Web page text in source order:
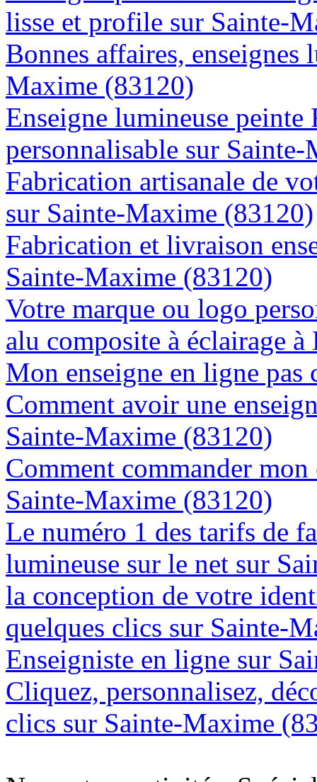
lisse et profile sur Sainte-
Bonnes affaires, enseignes
Maxime (83120)
Enseigne lumineuse
personnalisable sur
Fabrication artisanale de
sur Sainte-Maxime (83120)
Fabrication et livraison
Sainte-Maxime (83120)
Votre marque ou logo
alu composite à éclairage
Mon enseigne en ligne
Comment avoir une
Sainte-Maxime (83120)
Comment commander
Sainte-Maxime (83120)
Le numéro 1 des tarifs de
lumineuse sur le net sur
la conception de votre
quelques clics sur Sainte-
Enseigniste en ligne sur
Cliquez, personnalisez,
clics sur Sainte-Maxime